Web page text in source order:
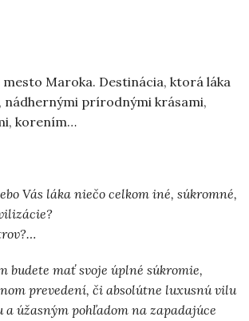
mesto Maroka. Destinácia, ktorá láka
nádhernými prírodnými krásami,
korením…
Vás láka niečo celkom iné, súkromné,
budete mať svoje úplné súkromie,
prevedení, či absolútne luxusnú vilu
a úžasným pohľadom na zapadajúce